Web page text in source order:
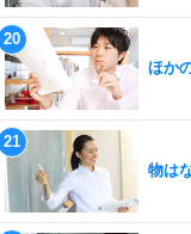
ほか
物は